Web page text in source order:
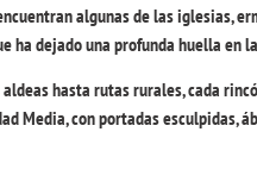
algunas de las iglesias,
ha dejado una profunda huella en
aldeas hasta rutas rurales, cada
Media, con portadas esculpidas,